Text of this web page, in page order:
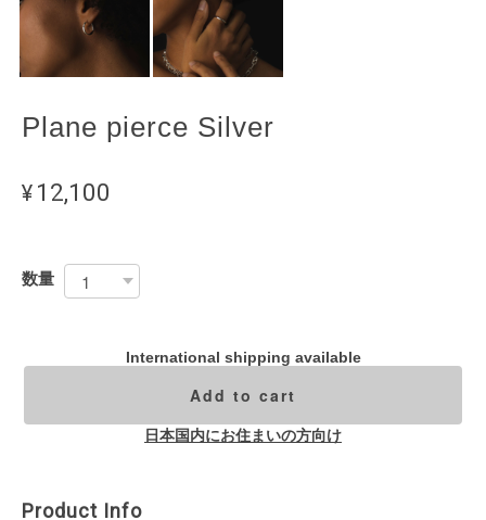
Plane pierce Silver
¥12,100
数量
International shipping available
Add to cart
日本国内にお住まいの方向け
Product Info